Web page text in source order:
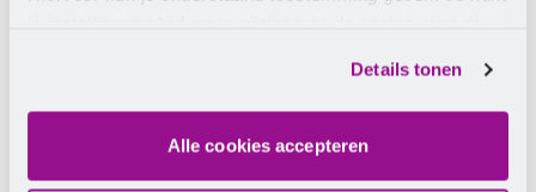
Details tonen
Alle cookies accepteren
moet beginnen kan soms al erg vervelend zijn. Maar
werken of dit soms pas kort van tevoren te horen
niet die afspraak inplannen? In de cao horeca is
afgesproken dat een rooster minimaal twee weken
van tevoren bekend moet zijn. Zeker nu - met de